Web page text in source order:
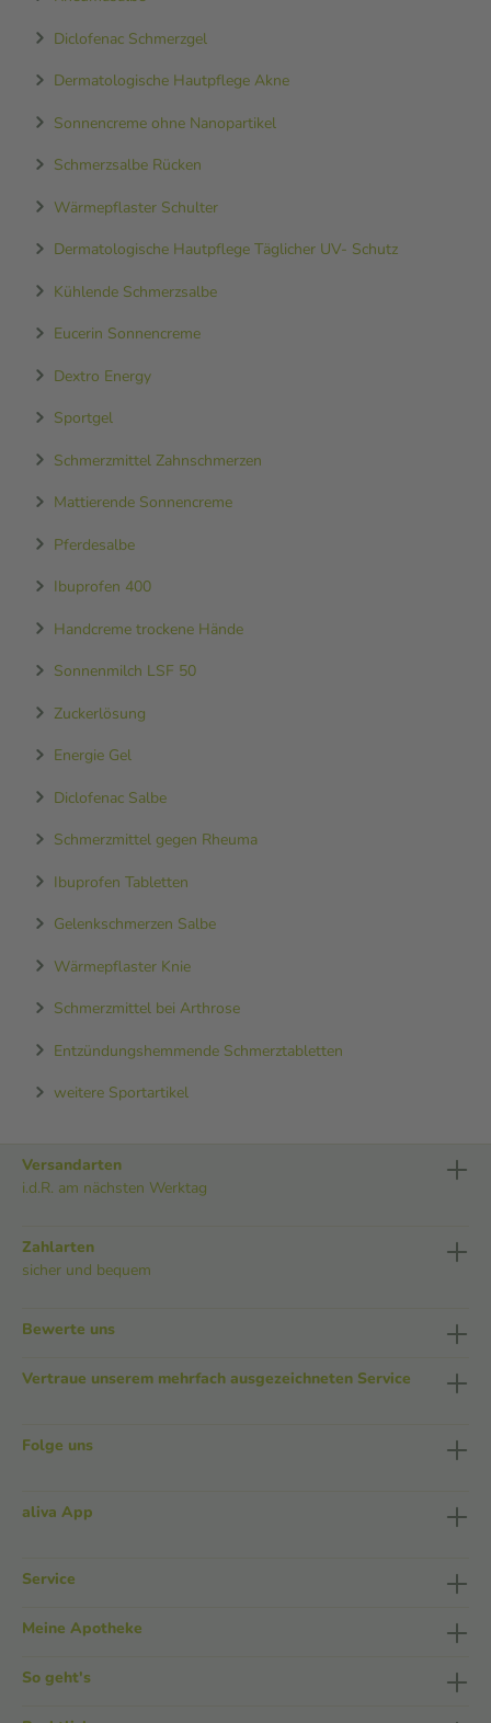
Diclofenac Schmerzgel
Dermatologische Hautpflege Akne
Sonnencreme ohne Nanopartikel
Schmerzsalbe Rücken
Wärmepflaster Schulter
Dermatologische Hautpflege Täglicher UV- Schutz
Kühlende Schmerzsalbe
Eucerin Sonnencreme
Dextro Energy
Sportgel
Schmerzmittel Zahnschmerzen
Mattierende Sonnencreme
Pferdesalbe
Ibuprofen 400
Handcreme trockene Hände
Sonnenmilch LSF 50
Zuckerlösung
Energie Gel
Diclofenac Salbe
Schmerzmittel gegen Rheuma
Ibuprofen Tabletten
Gelenkschmerzen Salbe
Wärmepflaster Knie
Schmerzmittel bei Arthrose
Entzündungshemmende Schmerztabletten
weitere Sportartikel
Versandarten
i.d.R. am nächsten Werktag
Zahlarten
sicher und bequem
Bewerte uns
Vertraue unserem mehrfach ausgezeichneten Service
Folge uns
aliva App
Service
Meine Apotheke
So geht's